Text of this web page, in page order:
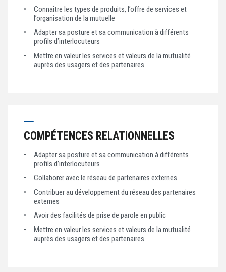
Connaître les types de produits, l’offre de services et
l’organisation de la mutuelle
Adapter sa posture et sa communication à différents
profils d’interlocuteurs
Mettre en valeur les services et valeurs de la mutualité
auprès des usagers et des partenaires
COMPÉTENCES RELATIONNELLES
Adapter sa posture et sa communication à différents
profils d’interlocuteurs
Collaborer avec le réseau de partenaires externes
Contribuer au développement du réseau des partenaires
externes
Avoir des facilités de prise de parole en public
Mettre en valeur les services et valeurs de la mutualité
auprès des usagers et des partenaires